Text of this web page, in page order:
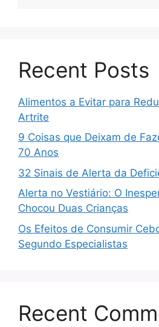
Recent Posts
Alimentos a Evitar para
Artrite
9 Coisas que Deixam de
70 Anos
32 Sinais de Alerta da
Alerta no Vestiário: O
Chocou Duas Crianças
Os Efeitos de Consumir
Segundo Especialistas
Recent